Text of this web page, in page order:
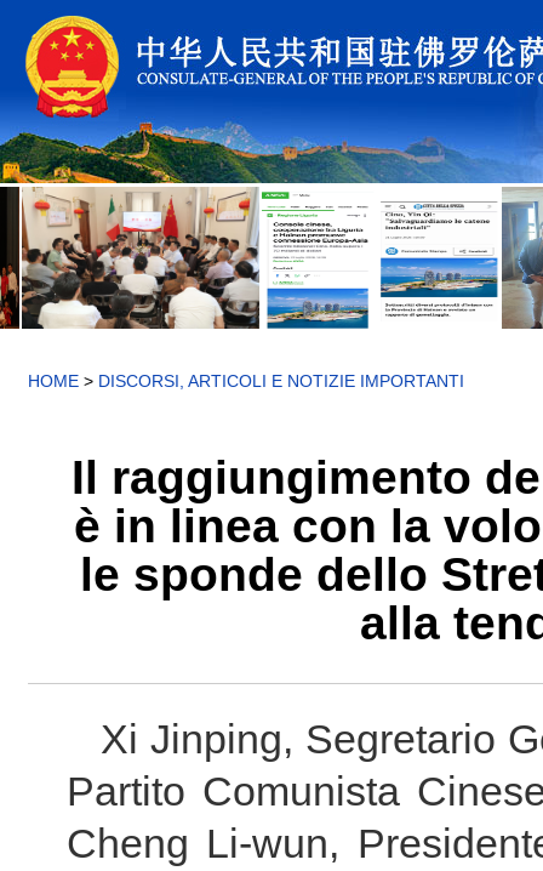
HOME > DISCORSI, ARTICOLI E NOTIZIE IMPORTANTI
Il raggiungimento
è in linea con la
le sponde dello
alla
Xi Jinping, Segretario
Partito Comunista
Cheng Li-wun,